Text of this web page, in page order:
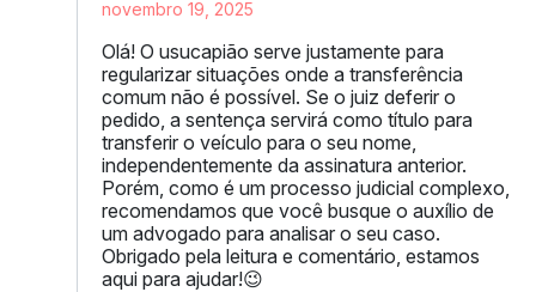
novembro 19, 2025
Olá! O usucapião serve justamente para
regularizar situações onde a transferência
comum não é possível. Se o juiz deferir o
pedido, a sentença servirá como título para
transferir o veículo para o seu nome,
independentemente da assinatura anterior.
Porém, como é um processo judicial complexo,
recomendamos que você busque o auxílio de
um advogado para analisar o seu caso.
Obrigado pela leitura e comentário, estamos
aqui para ajudar!😉